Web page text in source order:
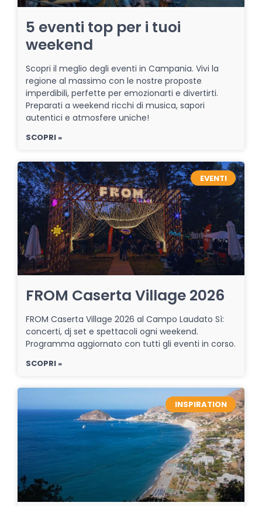
5 eventi top per i tuoi
weekend
Scopri il meglio degli eventi in Campania. Vivi la
regione al massimo con le nostre proposte
imperdibili, perfette per emozionarti e divertirti.
Preparati a weekend ricchi di musica, sapori
autentici e atmosfere uniche!
SCOPRI »
EVENTI
FROM Caserta Village 2026
FROM Caserta Village 2026 al Campo Laudato Sì:
concerti, dj set e spettacoli ogni weekend.
Programma aggiornato con tutti gli eventi in corso.
SCOPRI »
INSPIRATION